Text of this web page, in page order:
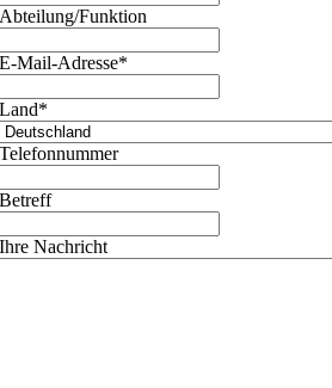
Abteilung/Funktion
E-Mail-Adresse*
Land*
Telefonnummer
Betreff
Ihre Nachricht